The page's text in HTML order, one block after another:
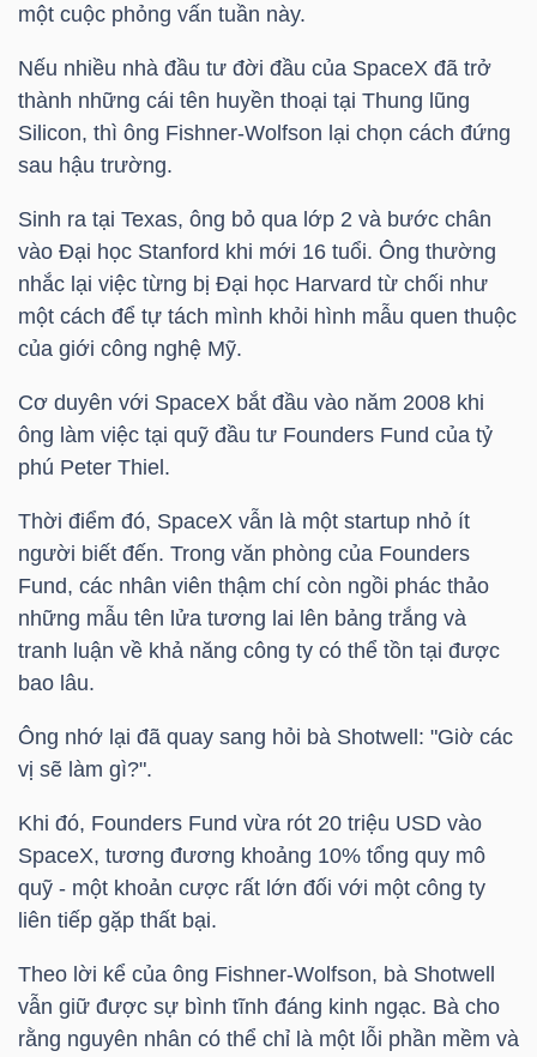
một cuộc phỏng vấn tuần này.
Nếu nhiều nhà đầu tư đời đầu của SpaceX đã trở
thành những cái tên huyền thoại tại Thung lũng
Silicon, thì ông Fishner-Wolfson lại chọn cách đứng
sau hậu trường.
Sinh ra tại Texas, ông bỏ qua lớp 2 và bước chân
vào Đại học Stanford khi mới 16 tuổi. Ông thường
nhắc lại việc từng bị Đại học Harvard từ chối như
một cách để tự tách mình khỏi hình mẫu quen thuộc
của giới công nghệ Mỹ.
Cơ duyên với SpaceX bắt đầu vào năm 2008 khi
ông làm việc tại quỹ đầu tư Founders Fund của tỷ
phú Peter Thiel.
Thời điểm đó, SpaceX vẫn là một startup nhỏ ít
người biết đến. Trong văn phòng của Founders
Fund, các nhân viên thậm chí còn ngồi phác thảo
những mẫu tên lửa tương lai lên bảng trắng và
tranh luận về khả năng công ty có thể tồn tại được
bao lâu.
Ông nhớ lại đã quay sang hỏi bà Shotwell: "Giờ các
vị sẽ làm gì?".
Khi đó, Founders Fund vừa rót 20 triệu USD vào
SpaceX, tương đương khoảng 10% tổng quy mô
quỹ - một khoản cược rất lớn đối với một công ty
liên tiếp gặp thất bại.
Theo lời kể của ông Fishner-Wolfson, bà Shotwell
vẫn giữ được sự bình tĩnh đáng kinh ngạc. Bà cho
rằng nguyên nhân có thể chỉ là một lỗi phần mềm và
CỔ
PHÁI
TRÁI
PHIẾU
CÔNG
ĐẦU
TƯ
DỮ
LIỆU
Ngành
(-)
VS-